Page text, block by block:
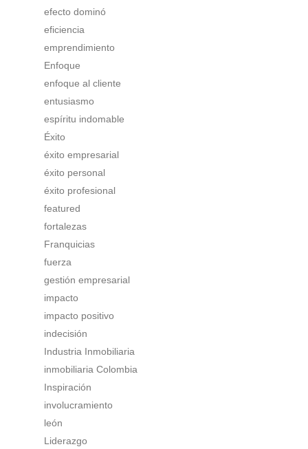
efecto dominó
eficiencia
emprendimiento
Enfoque
enfoque al cliente
entusiasmo
espíritu indomable
Éxito
éxito empresarial
éxito personal
éxito profesional
featured
fortalezas
Franquicias
fuerza
gestión empresarial
impacto
impacto positivo
indecisión
Industria Inmobiliaria
inmobiliaria Colombia
Inspiración
involucramiento
león
Liderazgo